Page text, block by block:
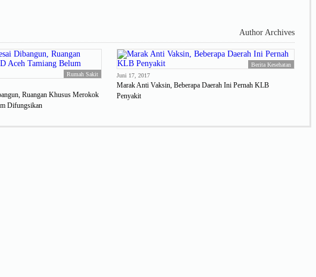
Author Archives
Rumah Sakit
Ruangan Khusus Merokok
Difungsikan
Berita Kesehatan
Juni 17, 2017
Marak Anti Vaksin, Beberapa Daerah Ini Pernah KLB
Penyakit